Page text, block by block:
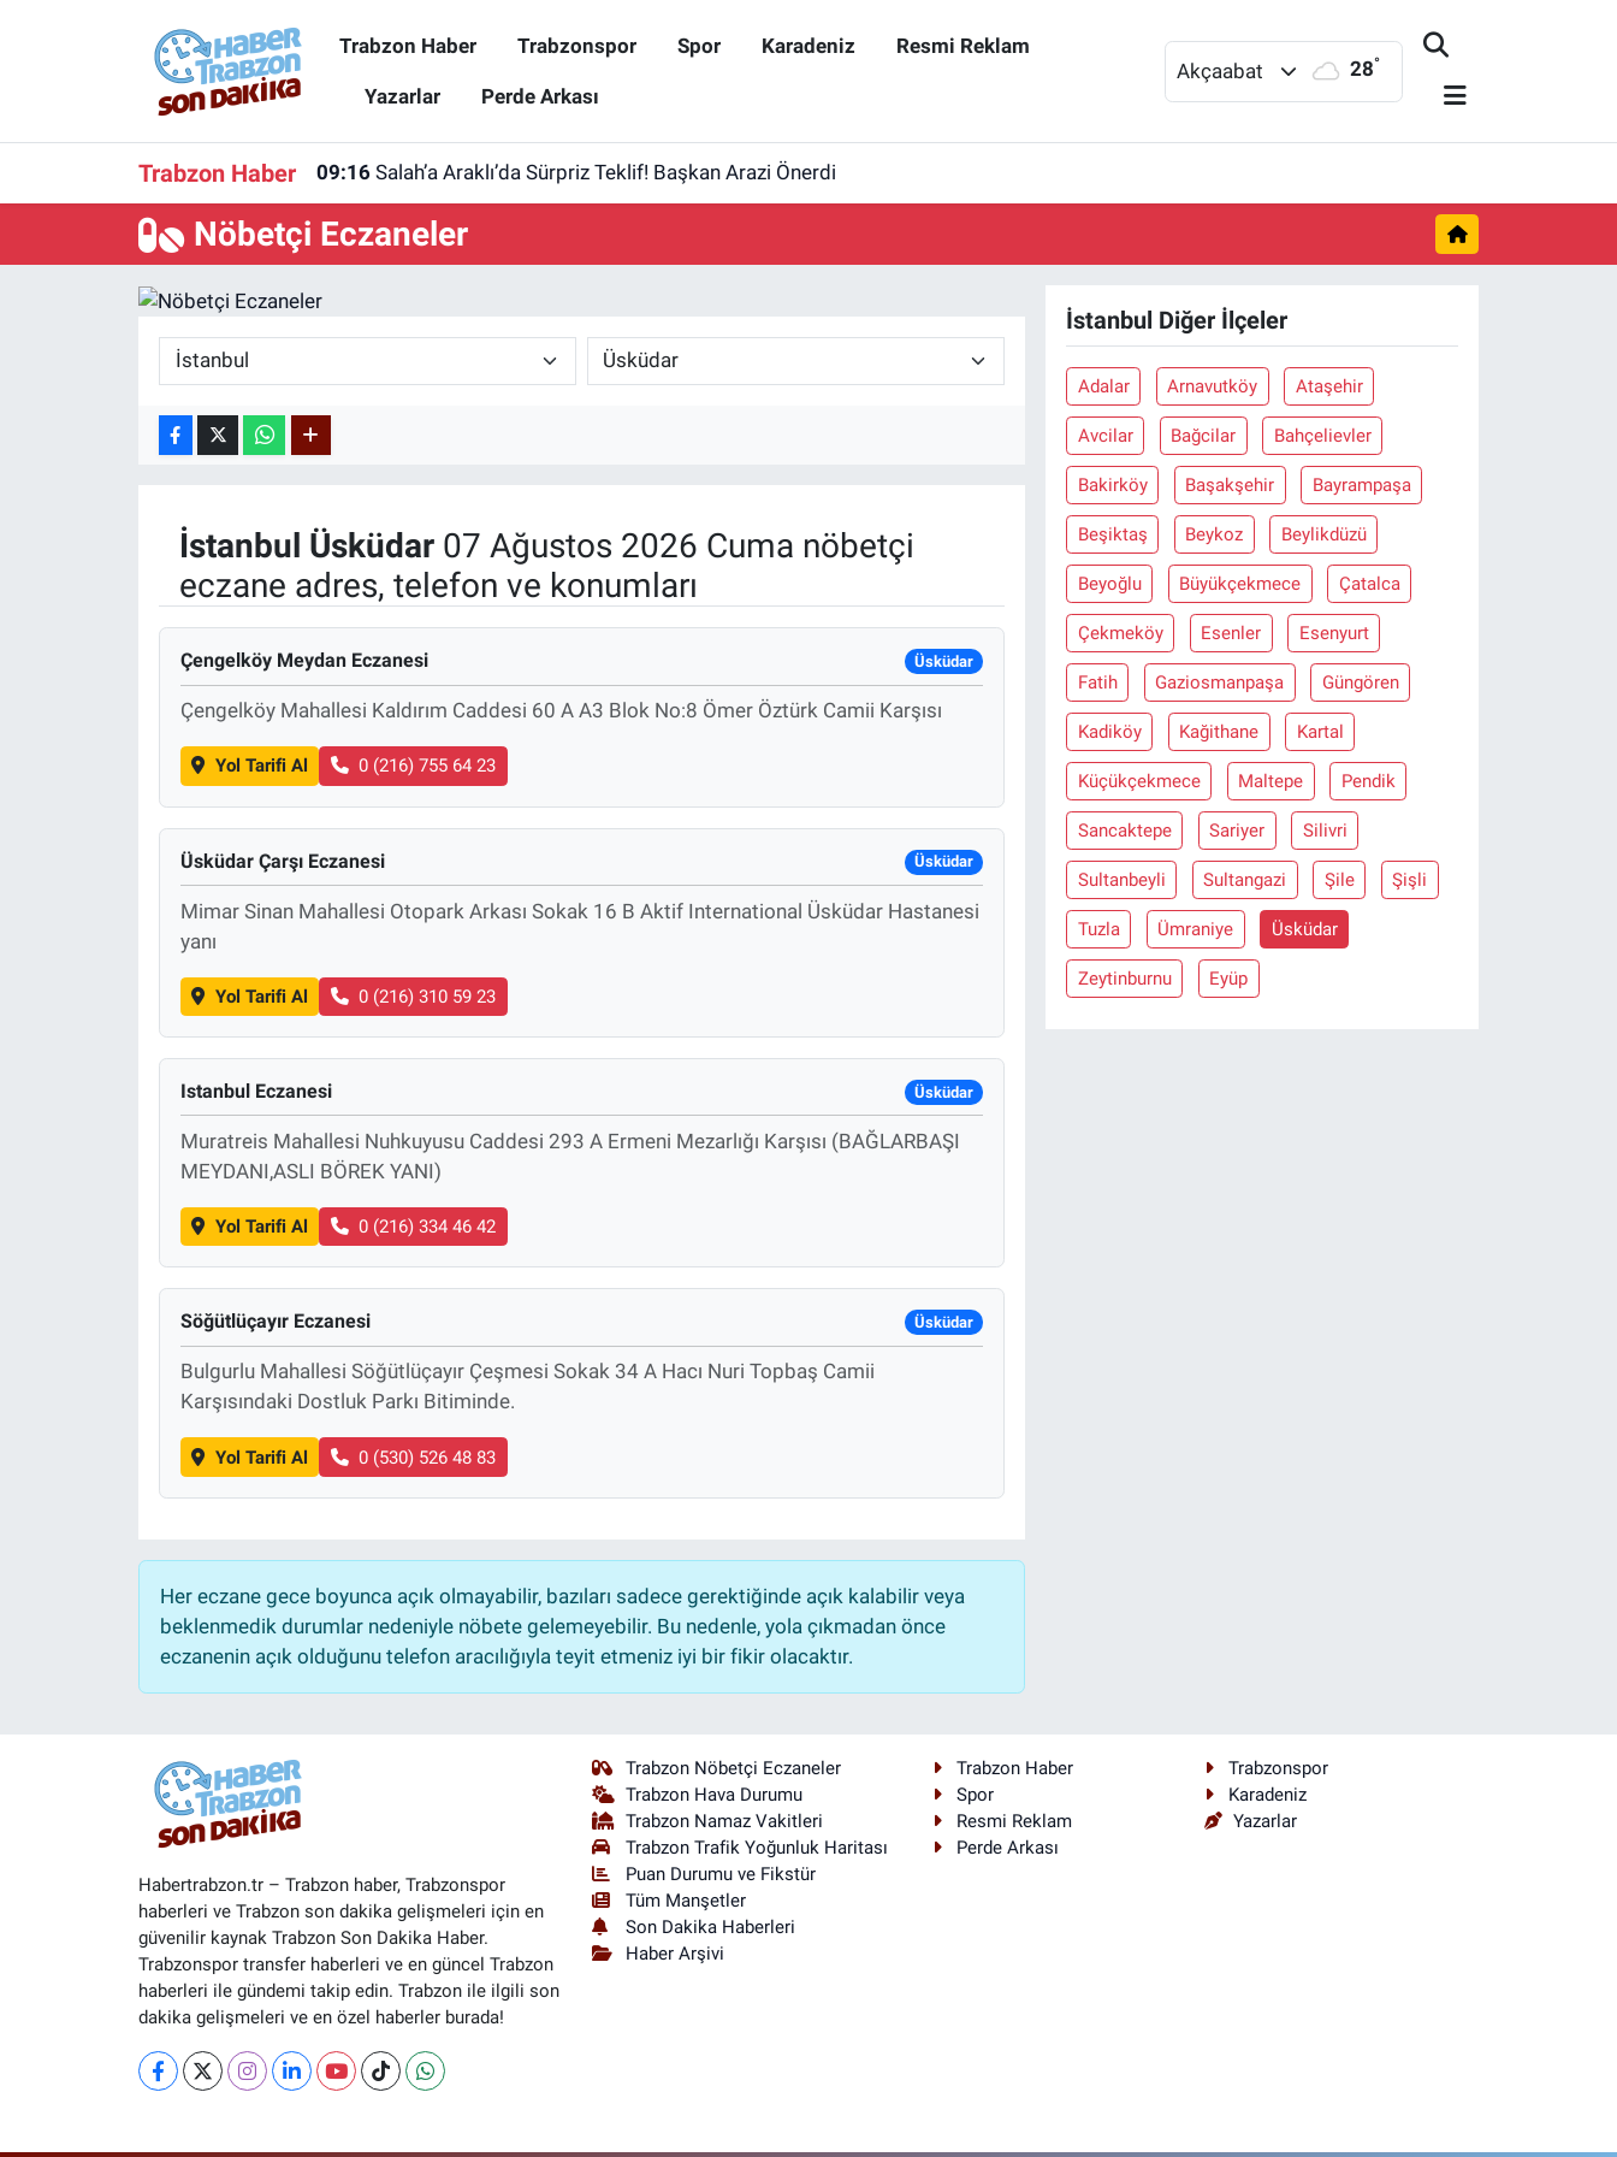
Trabzon Haber Trabzonspor Spor Karadeniz Resmi Reklam
Yazarlar Perde Arkası
Akçaabat 28°
Trabzon Haber 09:16 Salah’a Araklı’da Sürpriz Teklif! Başkan Arazi Önerdi
Nöbetçi Eczaneler
İstanbul Üsküdar07 Ağustos 2026 Cuma nöbetçi
eczane adres, telefon ve konumları
Çengelköy Meydan Eczanesi Üsküdar
Çengelköy Mahallesi Kaldırım Caddesi 60 A A3 Blok No:8 Ömer Öztürk Camii Karşısı
Yol Tarifi Al 0 (216) 755 64 23
Üsküdar Çarşı Eczanesi Üsküdar
Mimar Sinan Mahallesi Otopark Arkası Sokak 16 B Aktif International Üsküdar Hastanesi
yanı
Yol Tarifi Al 0 (216) 310 59 23
Istanbul Eczanesi Üsküdar
Muratreis Mahallesi Nuhkuyusu Caddesi 293 A Ermeni Mezarlığı Karşısı (BAĞLARBAŞI
MEYDANI,ASLI BÖREK YANI)
Yol Tarifi Al 0 (216) 334 46 42
Söğütlüçayır Eczanesi Üsküdar
Bulgurlu Mahallesi Söğütlüçayır Çeşmesi Sokak 34 A Hacı Nuri Topbaş Camii
Karşısındaki Dostluk Parkı Bitiminde.
Yol Tarifi Al 0 (530) 526 48 83
Her eczane gece boyunca açık olmayabilir, bazıları sadece gerektiğinde açık kalabilir veya
beklenmedik durumlar nedeniyle nöbete gelemeyebilir. Bu nedenle, yola çıkmadan önce
eczanenin açık olduğunu telefon aracılığıyla teyit etmeniz iyi bir fikir olacaktır.
İstanbul Diğer İlçeler
Adalar Arnavutköy Ataşehir
Avcilar Bağcilar Bahçelievler
Bakirköy Başakşehir Bayrampaşa
Beşiktaş Beykoz Beylikdüzü
Beyoğlu Büyükçekmece Çatalca
Çekmeköy Esenler Esenyurt
Fatih Gaziosmanpaşa Güngören
Kadiköy Kağithane Kartal
Küçükçekmece Maltepe Pendik
Sancaktepe Sariyer Silivri
Sultanbeyli Sultangazi Şile Şişli
Tuzla Ümraniye Üsküdar
Zeytinburnu Eyüp
Habertrabzon.tr – Trabzon haber, Trabzonspor
haberleri ve Trabzon son dakika gelişmeleri için en
güvenilir kaynak Trabzon Son Dakika Haber.
Trabzonspor transfer haberleri ve en güncel Trabzon
haberleri ile gündemi takip edin. Trabzon ile ilgili son
dakika gelişmeleri ve en özel haberler burada!
Trabzon Nöbetçi Eczaneler
Trabzon Hava Durumu
Trabzon Namaz Vakitleri
Trabzon Trafik Yoğunluk Haritası
Puan Durumu ve Fikstür
Tüm Manşetler
Son Dakika Haberleri
Haber Arşivi
Trabzon Haber
Trabzonspor
Spor
Karadeniz
Resmi Reklam
Yazarlar
Perde Arkası
Trabzon Haber
Resmi Reklam
Perde Arkası
Trabzon Nöbetçi Eczaneler
Trabzon Namaz Vakitleri
Süper Lig Puan Durumu ve Fikstür
Son Dakika Haberleri